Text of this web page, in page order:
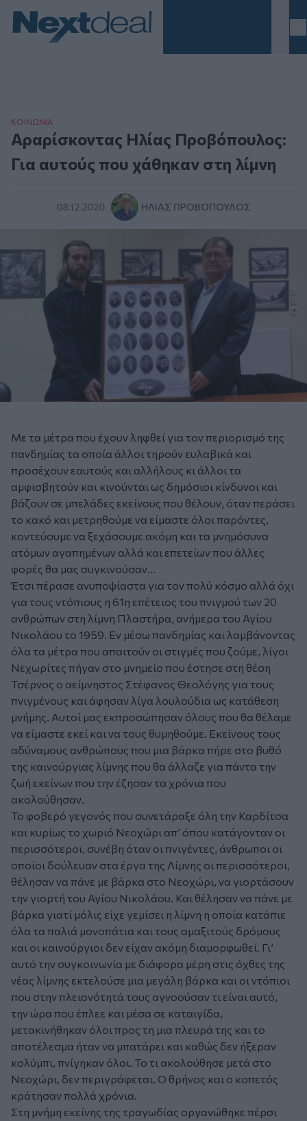
ΚΟΙΝΩΝΙΑ
Αραρίσκοντας Ηλίας Προβόπουλος:
Για αυτούς που χάθηκαν στη λίμνη
08.12.2020 ΗΛΊΑΣ ΠΡΟΒΌΠΟΥΛΟΣ
Με τα μέτρα που έχουν ληφθεί για τον περιορισμό της
πανδημίας τα οποία άλλοι τηρούν ευλαβικά και
προσέχουν εαυτούς και αλλήλους κι άλλοι τα
αμφισβητούν και κινούνται ως δημόσιοι κίνδυνοι και
βάζουν σε μπελάδες εκείνους που θέλουν, όταν περάσει
το κακό και μετρηθούμε να είμαστε όλοι παρόντες,
κοντεύουμε να ξεχάσουμε ακόμη και τα μνημόσυνα
ατόμων αγαπημένων αλλά και επετείων που άλλες
φορές θα μας συγκινούσαν…
Έτσι πέρασε ανυποψίαστα για τον πολύ κόσμο αλλά όχι
για τους ντόπιους η 61η επέτειος του πνιγμού των 20
ανθρώπων στη λίμνη Πλαστήρα, ανήμερα του Αγίου
Νικολάου το 1959. Εν μέσω πανδημίας και λαμβάνοντας
όλα τα μέτρα που απαιτούν οι στιγμές που ζούμε, λίγοι
Νεχωρίτες πήγαν στο μνημείο που έστησε στη θέση
Τσέρνος ο αείμνηστος Στέφανος Θεολόγης για τους
πνιγμένους και άφησαν λίγα λουλούδια ως κατάθεση
μνήμης. Αυτοί μας εκπροσώπησαν όλους που θα θέλαμε
να είμαστε εκεί και να τους θυμηθούμε. Εκείνους τους
αδύναμους ανθρώπους που μια βάρκα πήρε στο βυθό
της καινούργιας λίμνης που θα άλλαζε για πάντα την
ζωή εκείνων που την έζησαν τα χρόνια που
ακολούθησαν.
Το φοβερό γεγονός που συνετάραξε όλη την Καρδίτσα
και κυρίως το χωριό Νεοχώρι απ’ όπου κατάγονταν οι
περισσότεροι, συνέβη όταν οι πνιγέντες, άνθρωποι οι
οποίοι δούλευαν στα έργα της Λίμνης οι περισσότεροι,
θέλησαν να πάνε με βάρκα στο Νεοχώρι, να γιορτάσουν
την γιορτή του Αγίου Νικολάου. Και θέλησαν να πάνε με
βάρκα γιατί μόλις είχε γεμίσει η λίμνη η οποία κατάπιε
όλα τα παλιά μονοπάτια και τους αμαξιτούς δρόμους
και οι καινούργιοι δεν είχαν ακόμη διαμορφωθεί. Γι’
αυτό την συγκοινωνία με διάφορα μέρη στις όχθες της
νέας λίμνης εκτελούσε μια μεγάλη βάρκα και οι ντόπιοι
που στην πλειονότητά τους αγνοούσαν τι είναι αυτό,
την ώρα που έπλεε και μέσα σε καταιγίδα,
μετακινήθηκαν όλοι προς τη μια πλευρά της και το
αποτέλεσμα ήταν να μπατάρει και καθώς δεν ήξεραν
κολύμπι, πνίγηκαν όλοι. Το τι ακολούθησε μετά στο
Νεοχώρι, δεν περιγράφεται. Ο θρήνος και ο κοπετός
κράτησαν πολλά χρόνια.
Στη μνήμη εκείνης της τραγωδίας οργανώθηκε πέρσι